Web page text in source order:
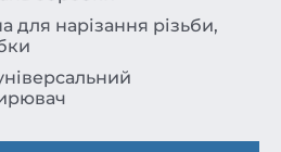
для нарізання різьби,